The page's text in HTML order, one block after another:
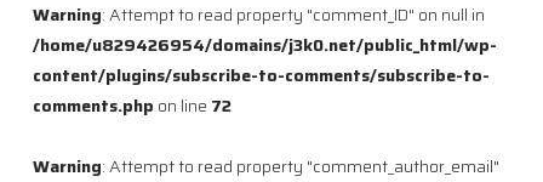
Warning: Attempt to read property "comment_ID" on null in
/home/u829426954/domains/j3k0.net/public_html/wp-
content/plugins/subscribe-to-comments/subscribe-to-
comments.php on line 72
Warning: Attempt to read property "comment_author_email"